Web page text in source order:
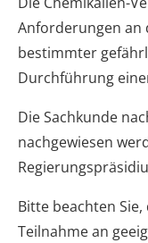
Anforderungen an
bestimmter
Durchführung
Die Sachkunde
nachgewiesen
Bitte beachten
Teilnahme an